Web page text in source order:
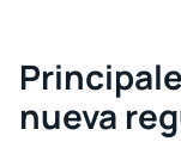
nueva